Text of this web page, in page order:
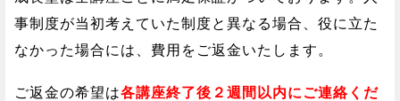
事制度が当初考えていた制度と異なる場合、役に立た
なかった場合には、費用をご返金いたします。
ご返金の希望は各講座終了後２週間以内にご連絡くだ